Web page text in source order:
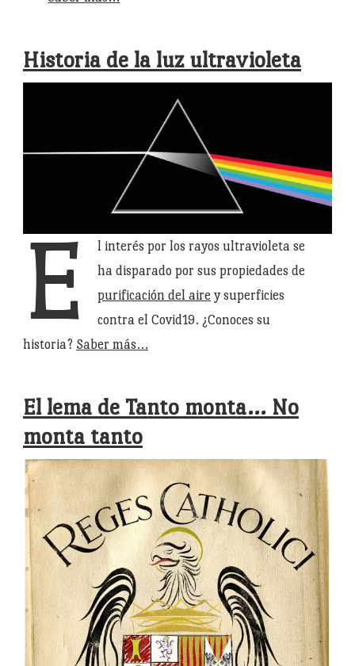
Historia de la luz ultravioleta
E
l interés por los rayos ultravioleta se
ha disparado por sus propiedades de
purificación del aire y superficies
contra el Covid19. ¿Conoces su
historia? Saber más…
El lema de Tanto monta… No
monta tanto